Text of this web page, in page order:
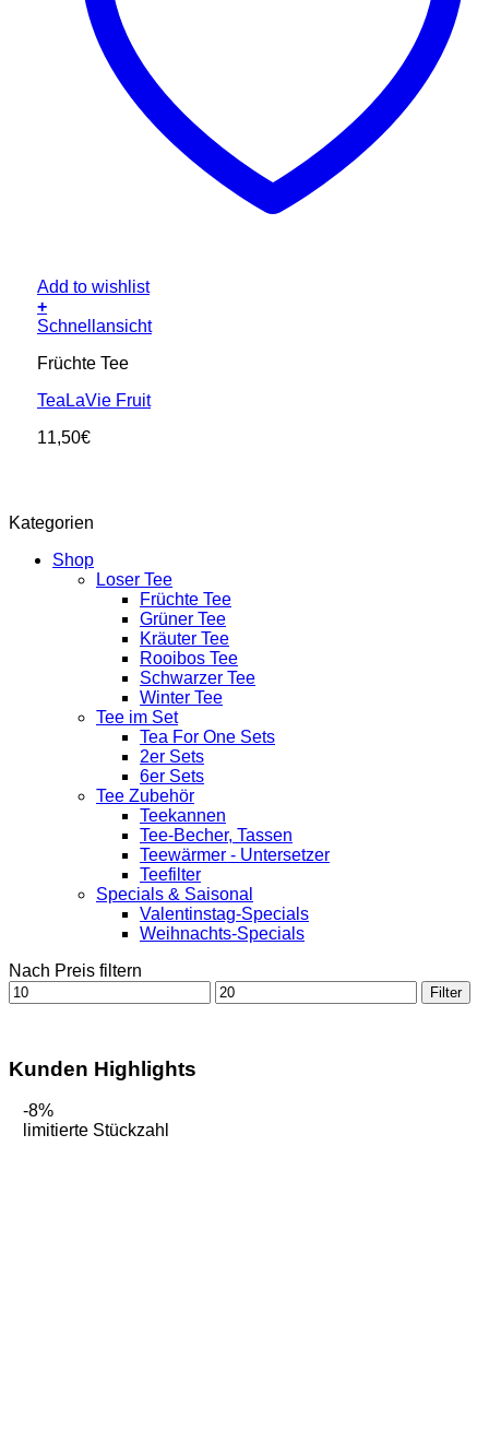
Add to wishlist
+
Schnellansicht
Früchte Tee
TeaLaVie Fruit
11,50€
Kategorien
Shop
Loser Tee
Früchte Tee
Grüner Tee
Kräuter Tee
Rooibos Tee
Schwarzer Tee
Winter Tee
Tee im Set
Tea For One Sets
2er Sets
6er Sets
Tee Zubehör
Teekannen
Tee-Becher, Tassen
Teewärmer - Untersetzer
Teefilter
Specials & Saisonal
Valentinstag-Specials
Weihnachts-Specials
Nach Preis filtern
Min.
Preis
Max.
Preis
Filter
Kunden Highlights
-8%
limitierte Stückzahl